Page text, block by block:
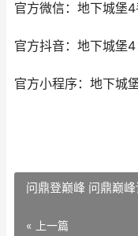
官方微信：地下城堡
官方抖音：地下城堡
官方小程序：地下城
问鼎登巅峰 问鼎巅
« 上一篇